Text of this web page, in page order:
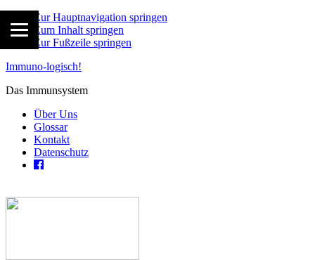
Zur Hauptnavigation springen
Zum Inhalt springen
Zur Fußzeile springen
Immuno-logisch!
Das Immunsystem
Über Uns
Glossar
Kontakt
Datenschutz